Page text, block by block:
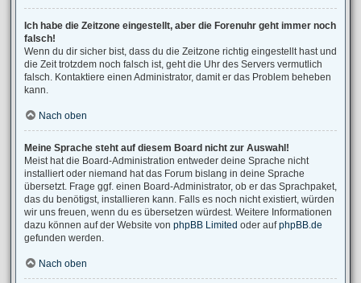
Ich habe die Zeitzone eingestellt, aber die Forenuhr geht immer noch
falsch!
Wenn du dir sicher bist, dass du die Zeitzone richtig eingestellt hast und
die Zeit trotzdem noch falsch ist, geht die Uhr des Servers vermutlich
falsch. Kontaktiere einen Administrator, damit er das Problem beheben
kann.
Nach oben
Meine Sprache steht auf diesem Board nicht zur Auswahl!
Meist hat die Board-Administration entweder deine Sprache nicht
installiert oder niemand hat das Forum bislang in deine Sprache
übersetzt. Frage ggf. einen Board-Administrator, ob er das Sprachpaket,
das du benötigst, installieren kann. Falls es noch nicht existiert, würden
wir uns freuen, wenn du es übersetzen würdest. Weitere Informationen
dazu können auf der Website von phpBB Limited oder aufphpBB.de
gefunden werden.
Nach oben